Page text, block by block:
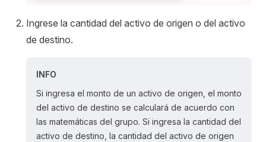
Ingrese la cantidad del activo de origen o del activo
de destino.
INFO
Si ingresa el monto de un activo de origen, el monto
del activo de destino se calculará de acuerdo con
las matemáticas del grupo. Si ingresa la cantidad del
activo de destino, la cantidad del activo de origen